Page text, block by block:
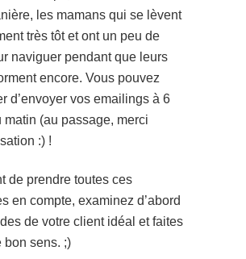
les mamans qui se lèvent
très tôt et ont un peu de
naviguer pendant que leurs
encore. Vous pouvez
d’envoyer vos emailings à 6
matin (au passage, merci
:) !
de prendre toutes ces
en compte, examinez d’abord
de votre client idéal et faites
bon sens. ;)